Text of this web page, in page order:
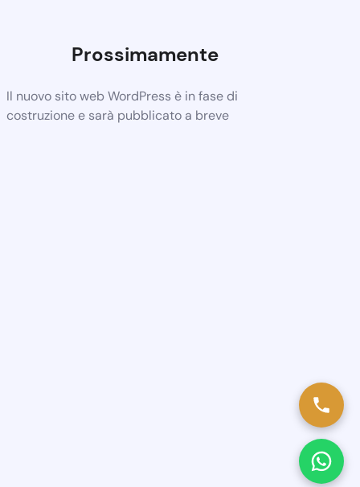
Prossimamente
Il nuovo sito web WordPress è in fase di
costruzione e sarà pubblicato a breve